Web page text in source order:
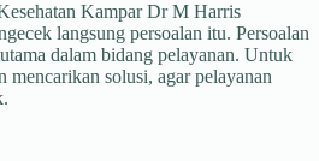
Kampar Dr M Harris
langsung persoalan itu. Persoalan
dalam bidang pelayanan. Untuk
mencarikan solusi, agar pelayanan